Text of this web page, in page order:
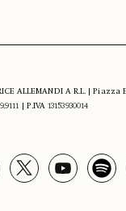
ALLEMANDI A R.L. | Piazza
| P.IVA 13153930014